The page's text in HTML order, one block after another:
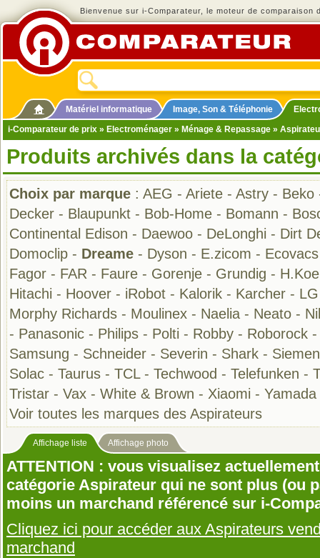
Bienvenue sur i-Comparateur, le moteur de comparaison
Matériel informatique Image, Son & Téléphonie
i-Comparateur de prix » Electroménager » Ménage & Repassage »
Produits archivés dans la
Choix par marque : AEG - Ariete - Astry - Beko
Decker - Blaupunkt - Bob-Home - Bomann -
Continental Edison - Daewoo - DeLonghi - Dirt
Domoclip - Dreame - Dyson - E.zicom - Ecovacs
Fagor - FAR - Faure - Gorenje - Grundig -
Hitachi - Hoover - iRobot - Kalorik - Karcher - LG
Morphy Richards - Moulinex - Naelia - Neato -
- Panasonic - Philips - Polti - Robby - Roborock
Samsung - Schneider - Severin - Shark -
Solac - Taurus - TCL- Techwood - Telefunken -
Tristar - Vax - White & Brown - Xiaomi - Yamada
Voir toutes les marques des Aspirateurs
Affichage liste Affichage photo
ATTENTION : vous visualisez
catégorie Aspirateur qui ne sont plus (ou
moins un marchand référencé sur i-
Cliquez ici pour accéder aux Aspirateurs
marchand